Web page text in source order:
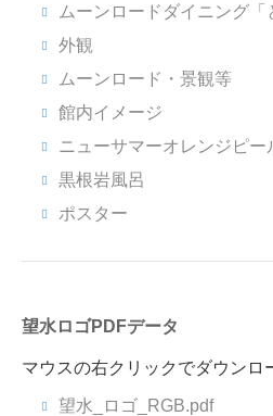
ムーンロードダイニング「
外観
ムーンロード・景観等
館内イメージ
ニューサマーオレンジピー
黒根岩風呂
ポスター
望水ロゴPDFデータ
マウスの右クリックでダウンロ
望水_ロゴ_RGB.pdf